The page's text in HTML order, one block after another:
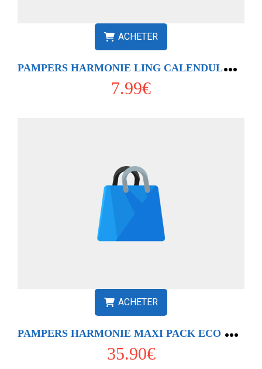
ACHETER
P
AMPERS HARMONIE LING CALENDULA X3
7.99€
ACHETER
P
AMPERS HARMONIE MAXI PACK ECO T5 X70
35.90€